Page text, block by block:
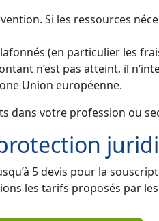
Si les ressources
(en particulier les
n’est pas atteint, il
Union européenne.
dans votre profession ou
5 devis pour la
les tarifs proposés par